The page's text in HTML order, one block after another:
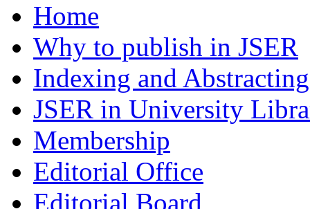
Home
Why to publish in JSER
Indexing and Abstracting
JSER in University
Membership
Editorial Office
Editorial Board